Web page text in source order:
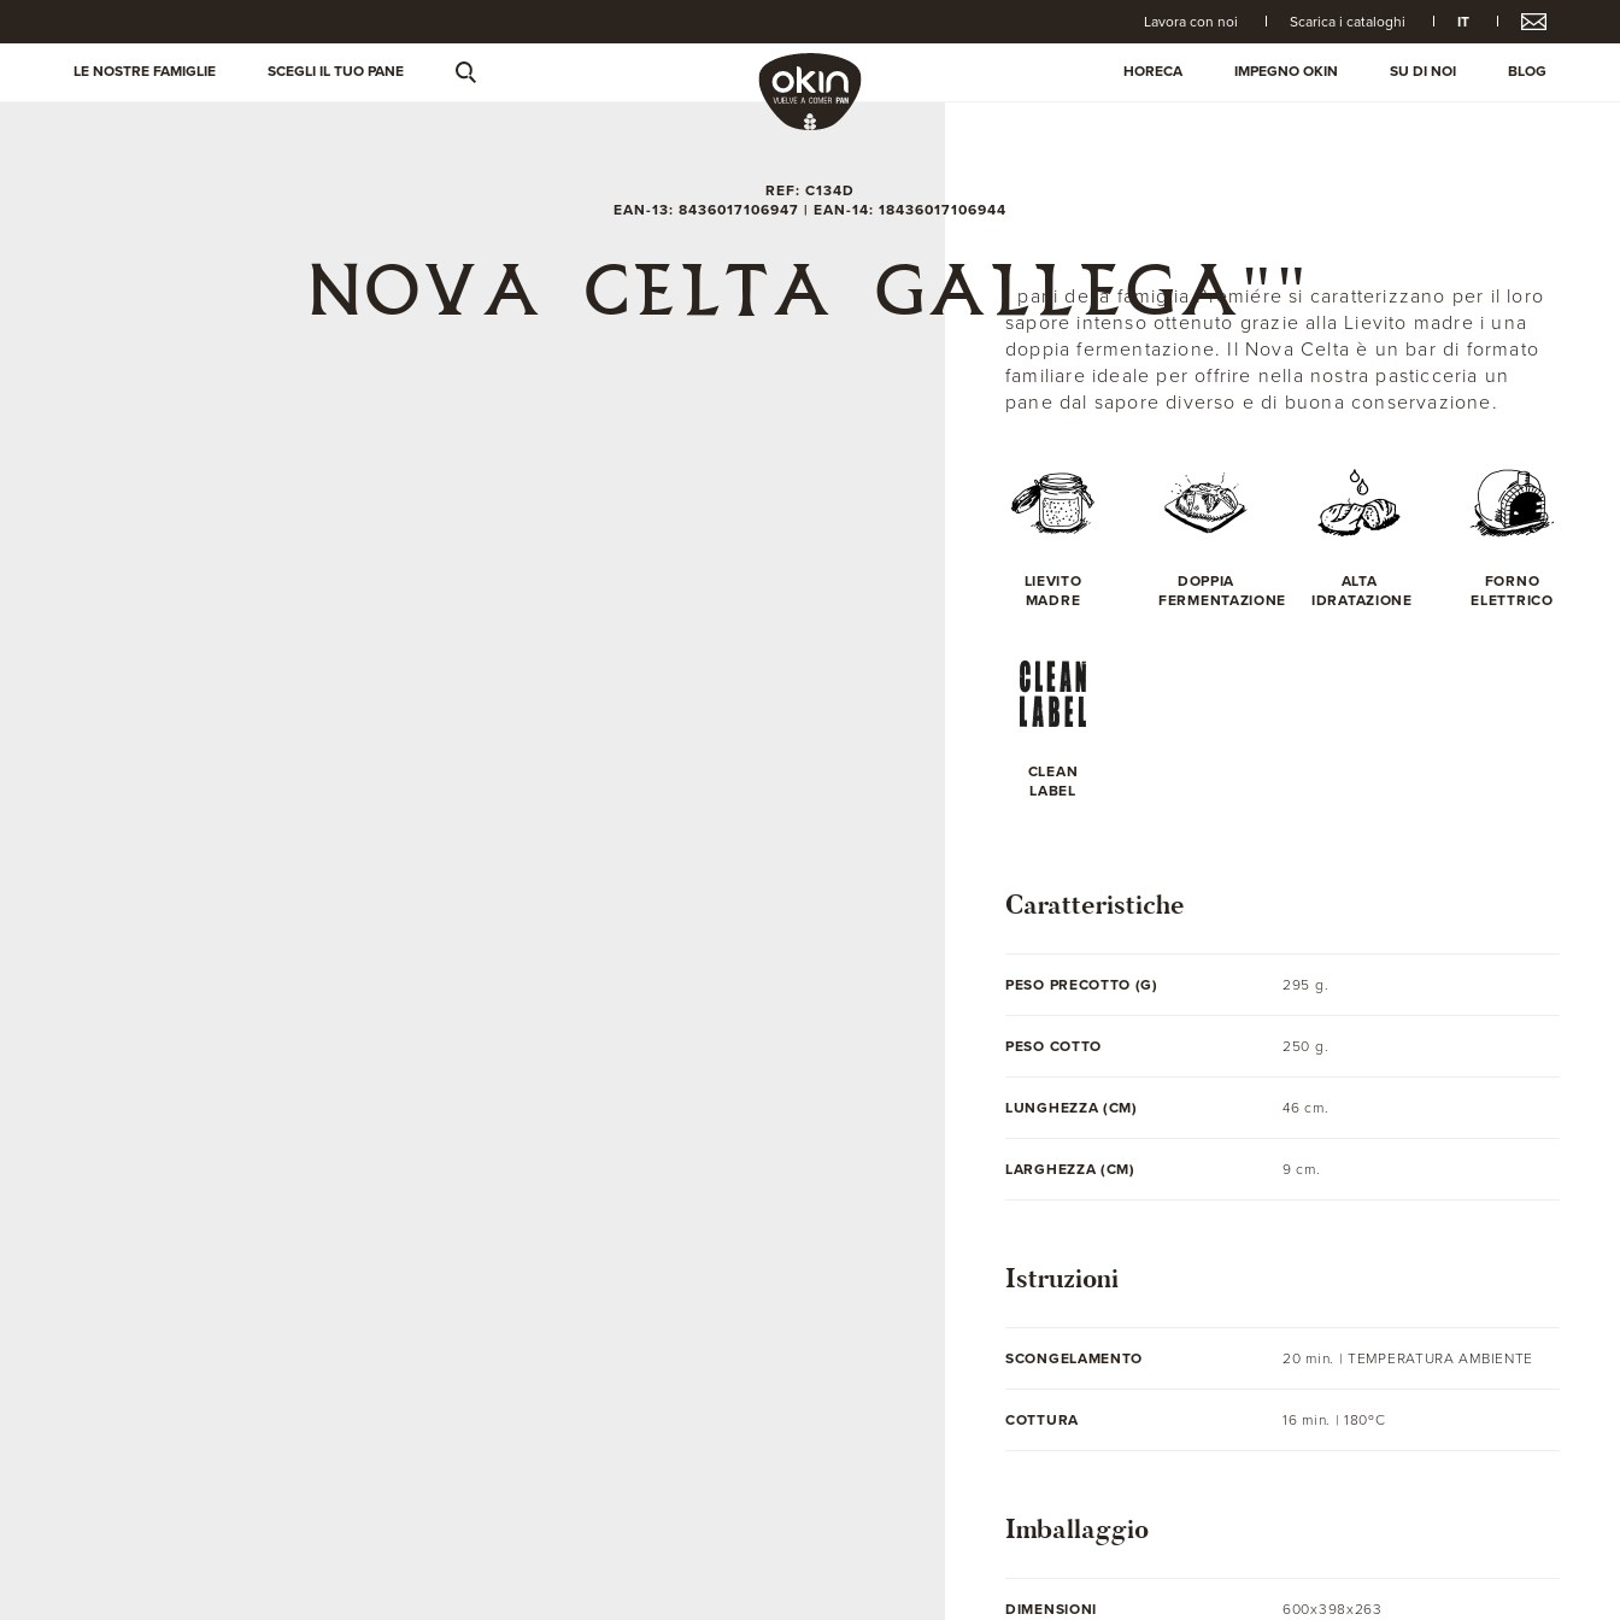
Lavora con noi Scarica i cataloghi IT
LE NOSTRE FAMIGLIE SCEGLI IL TUO PANE HORECA IMPEGNO OKIN SU DI NOI BLOG
REF: C134D
EAN-13: 8436017106947 | EAN-14: 18436017106944
NOVA CELTA GALLEGA""
I pani della famiglia Premiére si caratterizzano per il loro
sapore intenso ottenuto grazie alla Lievito madre i una
doppia fermentazione. Il Nova Celta è un bar di formato
familiare ideale per offrire nella nostra pasticceria un
pane dal sapore diverso e di buona conservazione.
LIEVITO
MADRE
DOPPIA
FERMENTAZIONE
ALTA
IDRATAZIONE
FORNO
ELETTRICO
CLEAN
LABEL
Caratteristiche
PESO PRECOTTO (G) 295 g.
PESO COTTO 250 g.
LUNGHEZZA (CM) 46 cm.
LARGHEZZA (CM) 9 cm.
Istruzioni
SCONGELAMENTO 20 min. |TEMPERATURA AMBIENTE
COTTURA 16 min. | 180ºC
Imballaggio
DIMENSIONI 600x398x263